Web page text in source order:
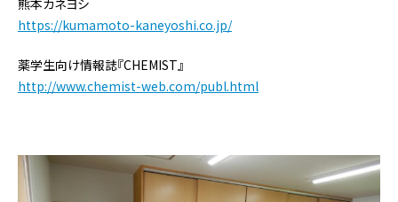
https://kumamoto-kaneyoshi.co.jp/
薬学生向け情報誌『CHEMIST』
http://www.chemist-web.com/publ.html